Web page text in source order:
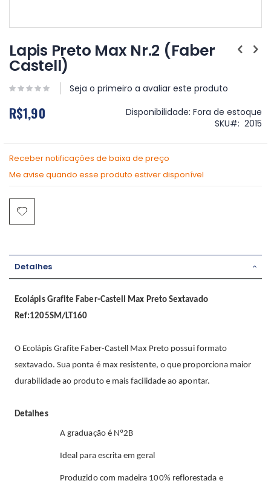
para
o
início
Galeria
imagens
Lapis Preto Max Nr.2 (Faber
Castell)
Seja o primeiro a avaliar este produto
R$1,90 Disponibilidade: Fora de estoque
SKU
2015
Receber notificações de baixa de preço
Me avise quando esse produto estiver disponível
Detalhes
Ecolápis Grafite Faber-Castell Max Preto Sextavado
Ref:1205SM/LT160
O Ecolápis Grafite Faber-Castell Max Preto possui formato
sextavado. Sua ponta é max resistente, o que proporciona maior
durabilidade ao produto e mais facilidade ao apontar.
Detalhes
A graduação é Nº2B
Ideal para escrita em geral
Produzido com madeira 100% reflorestada e